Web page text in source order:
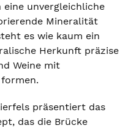
eine unvergleichliche
Mineralität
es wie kaum ein
Herkunft präzise
Weine mit
präsentiert das
das die Brücke